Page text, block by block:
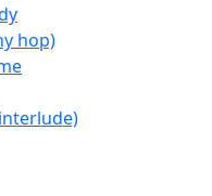
hop)